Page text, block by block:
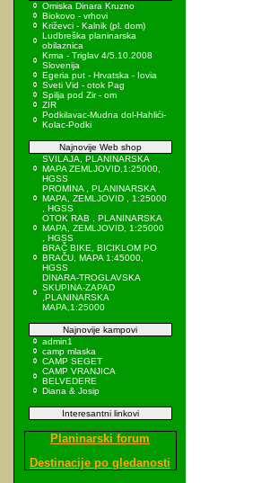
Omiska Dinara Kruzno
Biokovo - vrhovi
Križevci - Kalnik (pl. dom)
Ludbreška planinarska
obilaznica
Krma - Triglav 4/5.10.2008
Slovenija
Egeria put - Hrvatska - Iovia
Sveti Vid - otok Pag
Spilja pod Zir - om
ZIR
Podkilavac-Mudna dol-Hahlići-
Kolac-Podki
Najnovije Web shop
SVILAJA, PLANINARSKA
MAPA ZEMLJOVID,1:25000,
HGSS
PROMINA , PLANINARSKA
MAPA, ZEMLJOVID , 1:25000
, HGSS
OTOK RAB , PLANINARSKA
MAPA, ZEMLJOVID, 1:25000
, HGSS
BRAČ BIKE, BICIKLOM PO
BRAČU, MAPA 1:45000,
HGSS
DINARA-TROGLAVSKA
SKUPINA-ZAPAD
,PLANINARSKA
MAPA,1:25000
Najnovije kampovi
admin1
camp mlaska
CAMP SEGET
CAMP VRANJICA
BELVEDERE
Diana & Josip
Interesantni linkovi
Planinarski forum
Destinacije po gledanosti